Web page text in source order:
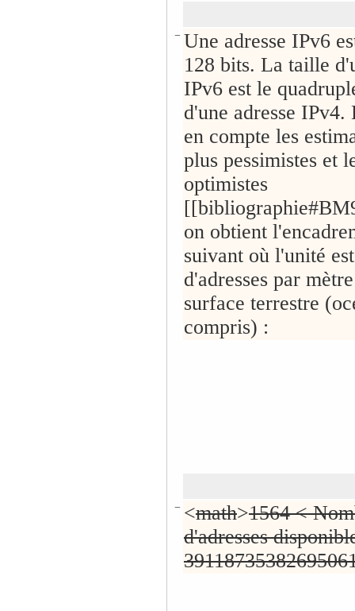
− Une adresse IPv6
128 bits. La taille
IPv6 est le
d'une adresse IPv4.
en compte les
plus pessimistes et
optimistes
on obtient
suivant où l'unité
d'adresses par
surface terrestre
compris) :
− <math>1564 <
d'adresses